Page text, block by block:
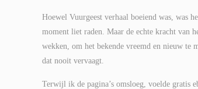
Hoewel Vuurgeest verhaal boeiend was, was
moment liet raden. Maar de echte kracht van
wekken, om het bekende vreemd en nieuw te
dat nooit vervaagt.
Terwijl ik de pagina’s omsloeg, voelde gratis